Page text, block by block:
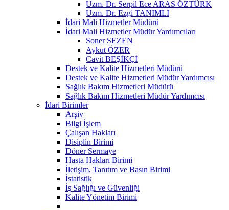
Uzm. Dr. Serpil Ece ARAS ÖZTÜRK
Uzm. Dr. Ezgi TANIMLI
İdari Mali Hizmetler Müdürü
İdari Mali Hizmetler Müdür Yardımcıları
Soner SEZEN
Aykut ÖZER
Cavit BEŞİKÇİ
Destek ve Kalite Hizmetleri Müdürü
Destek ve Kalite Hizmetleri Müdür Yardımcısı
Sağlık Bakım Hizmetleri Müdürü
Sağlık Bakım Hizmetleri Müdür Yardımcısı
İdari Birimler
Arşiv
Bilgi İşlem
Çalışan Hakları
Disiplin Birimi
Döner Sermaye
Hasta Hakları Birimi
İletişim, Tanıtım ve Basın Birimi
İstatistik
İş Sağlığı ve Güvenliği
Kalite Yönetim Birimi